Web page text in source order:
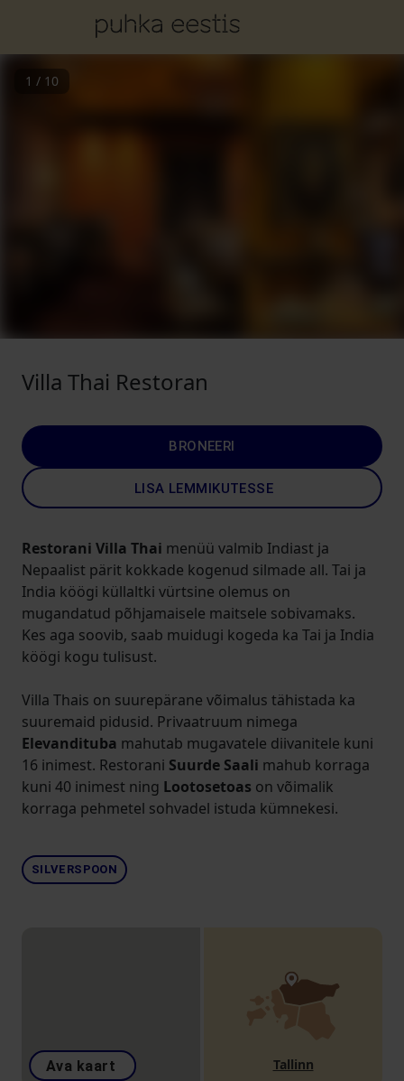
1 / 10
Villa Thai Restoran
BRONEERI
LISA LEMMIKUTESSE
Restorani Villa Thai menüü valmib Indiast ja
Nepaalist pärit kokkade kogenud silmade all. Tai ja
India köögi küllaltki vürtsine olemus on
mugandatud põhjamaisele maitsele sobivamaks.
Kes aga soovib, saab muidugi kogeda ka Tai ja India
köögi kogu tulisust.
Villa Thais on suurepärane võimalus tähistada ka
suuremaid pidusid. Privaatruum nimega
Elevandituba mahutab mugavatele diivanitele kuni
16 inimest. Restorani Suurde Saali mahub korraga
kuni 40 inimest ning Lootosetoas on võimalik
korraga pehmetel sohvadel istuda kümnekesi.
SILVERSPOON
Ava kaart Tallinn